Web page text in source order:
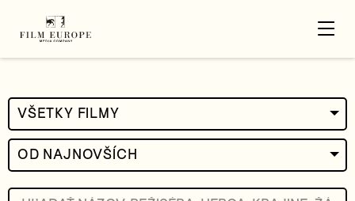
VŠETKY FILMY
OD NAJNOVŠÍCH